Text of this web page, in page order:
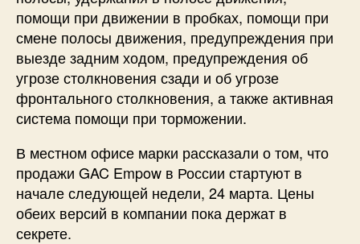
помощи при движении в пробках, помощи при
смене полосы движения, предупреждения при
выезде задним ходом, предупреждения об
угрозе столкновения сзади и об угрозе
фронтального столкновения, а также активная
система помощи при торможении.
В местном офисе марки рассказали о том, что
продажи GAC Empow в России стартуют в
начале следующей недели, 24 марта. Цены
обеих версий в компании пока держат в
секрете.